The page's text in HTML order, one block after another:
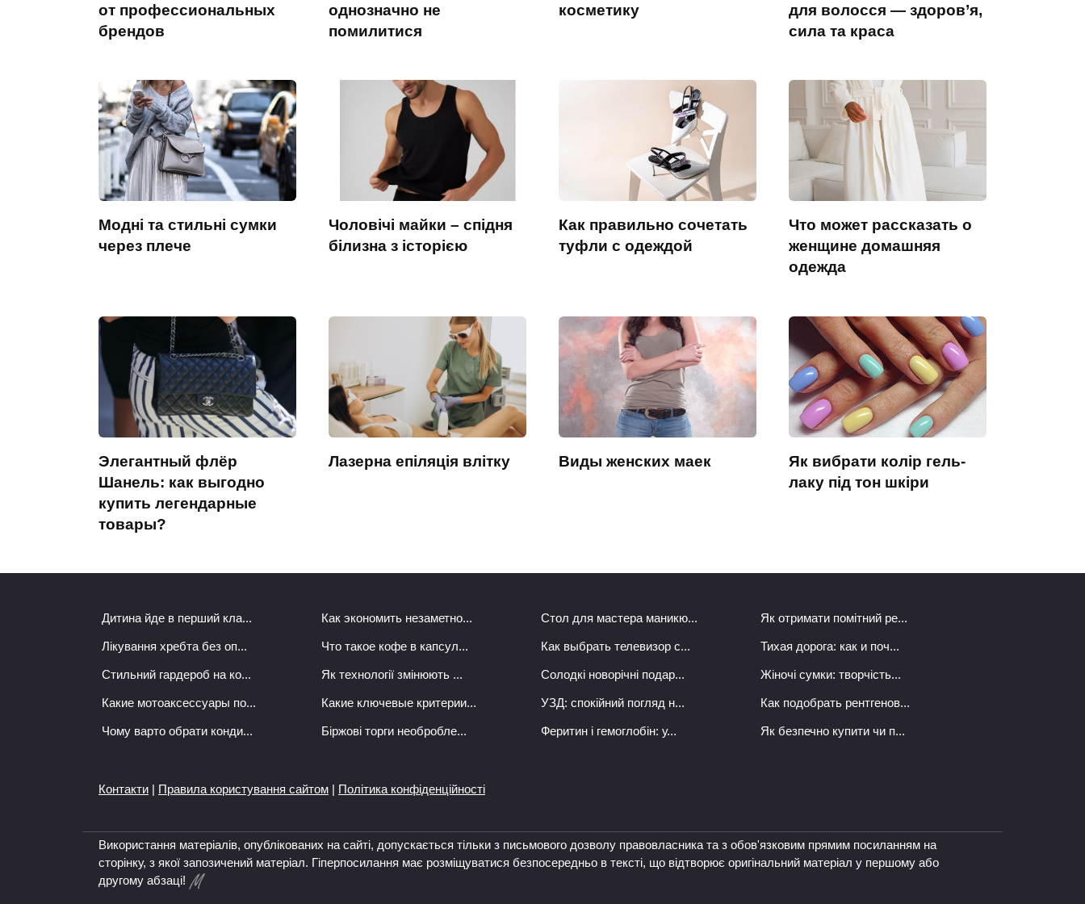
от профессиональных
брендов
однозначно не
помилитися
косметику
для волосся — здоров’я,
сила та краса
Модні та стильні сумки
через плече
Чоловічі майки – спідня
білизна з історією
Как правильно сочетать
туфли с одеждой
Что может рассказать о
женщине домашняя
одежда
Элегантный флёр
Шанель: как выгодно
купить легендарные
товары?
Лазерна епіляція влітку Виды женских маек
Як вибрати колір гель-
лаку під тон шкіри
Дитина йде в перший кла... Как экономить незаметно... Стол для мастера маникю... Як отримати помітний ре...
Лікування хребта без оп... Что такое кофе в капсул... Как выбрать телевизор с... Тихая дорога: как и поч...
Стильний гардероб на ко... Як технології змінюють ... Солодкі новорічні подар... Жіночі сумки: творчість...
Какие мотоаксессуары по... Какие ключевые критерии... УЗД: спокійний погляд н... Как подобрать рентгенов...
Чому варто обрати конди... Біржові торги необробле... Феритин і гемоглобін: у... Як безпечно купити чи п...
Контакти | Правила користування сайтом | Політика конфіденційності
Використання матеріалів, опублікованих на сайті, допускається тільки з письмового дозволу правовласника та з обов'язковим прямим посиланням на
сторінку, з якої запозичений матеріал. Гіперпосилання має розміщуватися безпосередньо в тексті, що відтворює оригінальний матеріал у першому або
другому абзаці!